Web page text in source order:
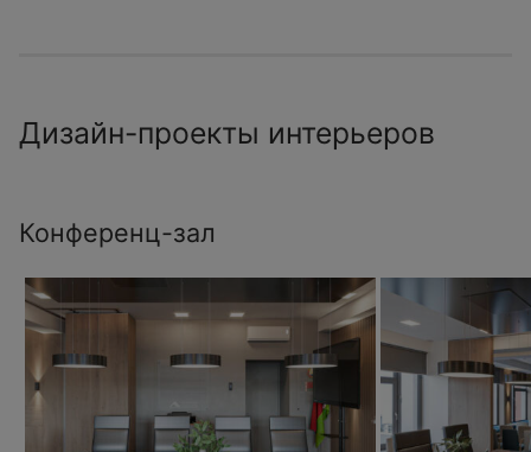
Дизайн-проекты интерьеров
Конференц-зал